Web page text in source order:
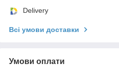
Delivery
Всі умови доставки
Умови оплати